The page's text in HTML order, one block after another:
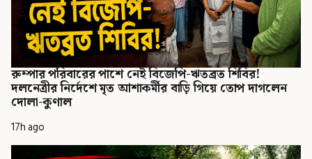
রুম্পার পরিবারের পাশে নেই বিজেপি-ঋতব্রত শিবির!
দলনেত্রীর নির্দেশে মৃত আশাকর্মীর বাড়ি গিয়ে তোপ দাগলেন
দোলা-কুণাল
17h ago